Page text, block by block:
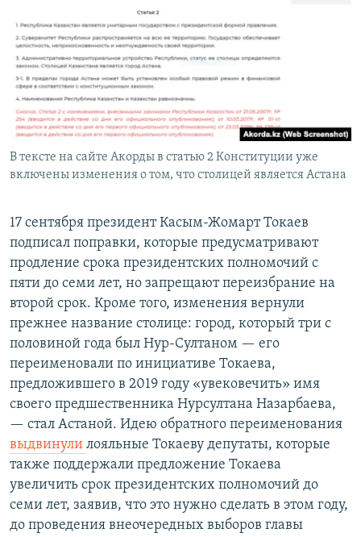
В тексте на сайте Акорды в статью 2 Конституции уже
включены изменения о том, что столицей является Астана
17 сентября президент Касым-Жомарт Токаев
подписал поправки, которые предусматривают
продление срока президентских полномочий с
пяти до семи лет, но запрещают переизбрание на
второй срок. Кроме того, изменения вернули
прежнее название столице: город, который три с
половиной года был Нур-Султаном — его
переименовали по инициативе Токаева,
предложившего в 2019 году «увековечить» имя
своего предшественника Нурсултана Назарбаева,
— стал Астаной. Идею обратного переименования
выдвинули лояльные Токаеву депутаты, которые
также поддержали предложение Токаева
увеличить срок президентских полномочий до
семи лет, заявив, что это нужно сделать в этом году,
до проведения внеочередных выборов главы